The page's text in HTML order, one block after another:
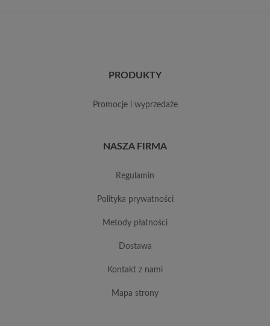
PRODUKTY
promocje i wyprzedaże
NASZA FIRMA
regulamin
polityka prywatności
metody płatności
dostawa
kontakt z nami
mapa strony